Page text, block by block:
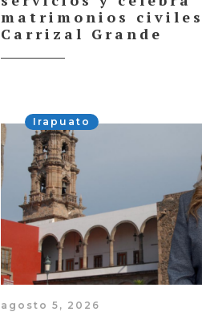
matrimonios
Carrizal Grande
Irapuato
agosto 5, 2026